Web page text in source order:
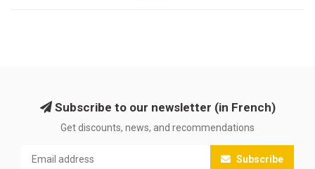
Subscribe to our newsletter (in French)
Get discounts, news, and recommendations
Subscribe